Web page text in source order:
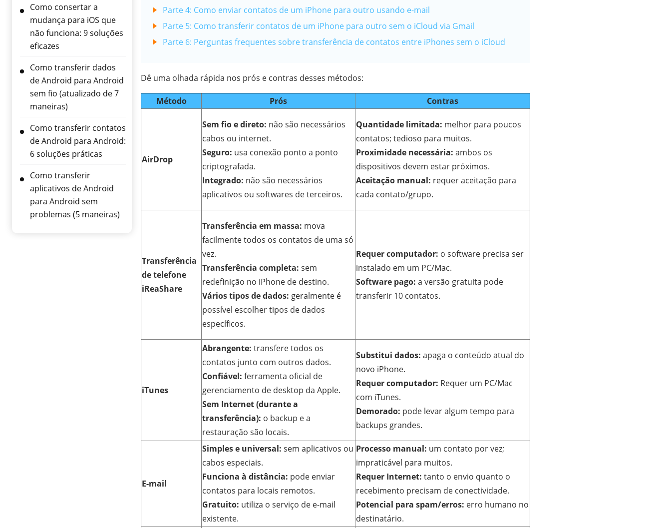
Como consertar a
mudança para iOS que
não funciona: 9 soluções
eficazes
Como transferir dados
de Android para Android
sem fio (atualizado de 7
maneiras)
Como transferir contatos
de Android para Android:
6 soluções práticas
Como transferir
aplicativos de Android
para Android sem
problemas (5 maneiras)
Parte 4: Como enviar contatos de um iPhone para outro usando e-mail
Parte 5: Como transferir contatos de um iPhone para outro sem o iCloud via Gmail
Parte 6: Perguntas frequentes sobre transferência de contatos entre iPhones sem o iCloud
Dê uma olhada rápida nos prós e contras desses métodos:
Método Prós Contras
AirDrop
Sem fio e direto: não são necessários
cabos ou internet.
Seguro: usa conexão ponto a ponto
criptografada.
Integrado: não são necessários
aplicativos ou softwares de terceiros.
Quantidade limitada: melhor para poucos
contatos; tedioso para muitos.
Proximidade necessária: ambos os
dispositivos devem estar próximos.
Aceitação manual: requer aceitação para
cada contato/grupo.
Transferência
de telefone
iReaShare
Transferência em massa: mova
facilmente todos os contatos de uma só
vez.
Transferência completa: sem
redefinição no iPhone de destino.
Vários tipos de dados: geralmente é
possível escolher tipos de dados
específicos.
Requer computador: o software precisa ser
instalado em um PC/Mac.
Software pago: a versão gratuita pode
transferir 10 contatos.
iTunes
Abrangente: transfere todos os
contatos junto com outros dados.
Confiável: ferramenta oficial de
gerenciamento de desktop da Apple.
Sem Internet (durante a
transferência): o backup e a
restauração são locais.
Substitui dados: apaga o conteúdo atual do
novo iPhone.
Requer computador: Requer um PC/Mac
com iTunes.
Demorado: pode levar algum tempo para
backups grandes.
E-mail
Simples e universal: sem aplicativos ou
cabos especiais.
Funciona à distância: pode enviar
contatos para locais remotos.
Gratuito: utiliza o serviço de e-mail
existente.
Processo manual: um contato por vez;
impraticável para muitos.
Requer Internet: tanto o envio quanto o
recebimento precisam de conectividade.
Potencial para spam/erros: erro humano no
destinatário.